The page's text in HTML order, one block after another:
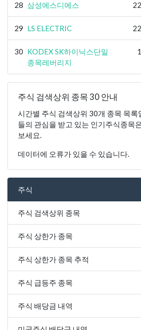
28 삼성에스디에스
29 LS ELECTRIC
30 KODEX SK하이닉스단일
종목레버리지
주식 검색상위 종목 30 안내
시간별 주식 검색상위 30개 종목 목록
들의 관심을 받고 있는 인기주식종목
보세요.
데이터에 오류가 있을 수 있습니다.
주식
주식 검색상위 종목
주식 상한가 종목
주식 상한가 종목 추적
주식 급등주 종목
주식 배당금 내역